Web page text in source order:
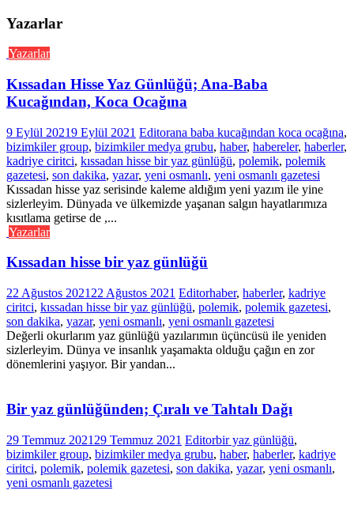
Yazarlar
Yazarlar
Kıssadan Hisse Yaz Günlüğü; Ana-Baba
Kucağından, Koca Ocağına
9 Eylül 20219 Eylül 2021 Editorana baba kucağından koca ocağına,
bizimkiler group, bizimkiler medya grubu, haber, habereler, haberler,
kadriye ciritci, kıssadan hisse bir yaz günlüğü, polemik, polemik
gazetesi, son dakika, yazar, yeni osmanlı, yeni osmanlı gazetesi
Kıssadan hisse yaz serisinde kaleme aldığım yeni yazım ile yine
sizlerleyim. Dünyada ve ülkemizde yaşanan salgın hayatlarımıza
kısıtlama getirse de ,...
Yazarlar
Kıssadan hisse bir yaz günlüğü
22 Ağustos 2021 22 Ağustos 2021 Editorhaber, haberler, kadriye
ciritci, kıssadan hisse bir yaz günlüğü, polemik, polemik gazetesi,
son dakika, yazar, yeni osmanlı, yeni osmanlı gazetesi
Değerli okurlarım yaz günlüğü yazılarımın üçüncüsü ile yeniden
sizlerleyim. Dünya ve insanlık yaşamakta olduğu çağın en zor
dönemlerini yaşıyor. Bir yandan...
Bir yaz günlüğünden; Çıralı ve Tahtalı Dağı
29 Temmuz 2021 29 Temmuz 2021 Editorbir yaz günlüğü,
bizimkiler group, bizimkiler medya grubu, haber, haberler, kadriye
ciritci, polemik, polemik gazetesi, son dakika, yazar, yeni osmanlı,
yeni osmanlı gazetesi